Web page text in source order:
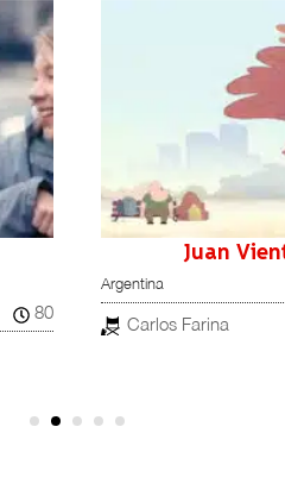
80
Juan
Argentina
Carlos Farina